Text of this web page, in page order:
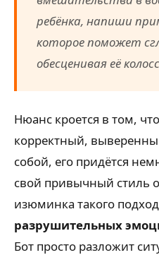
ребёнка, напиши
которое поможет
обесценивая её
Нюанс кроется в том,
корректный,
собой, его придётся
свой привычный стиль
изюминка такого
разрушительных
Бот просто разложит